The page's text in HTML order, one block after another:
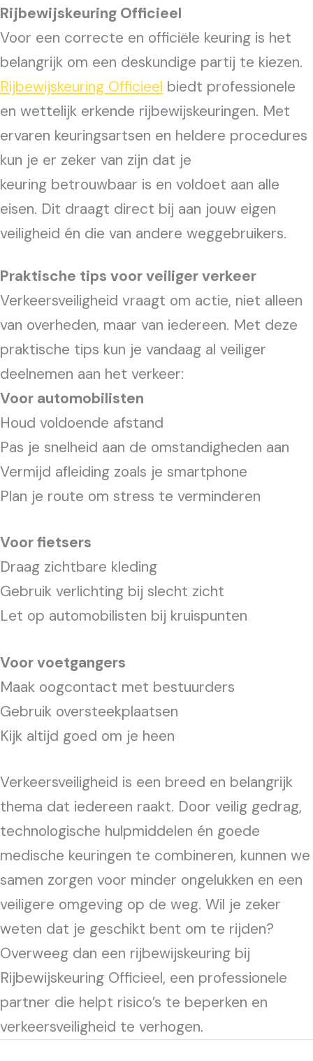
Rijbewijskeuring Officieel
Voor een correcte en officiële keuring is het
belangrijk om een deskundige partij te kiezen.
Rijbewijskeuring Officieel biedt professionele
en wettelijk erkende rijbewijskeuringen. Met
ervaren keuringsartsen en heldere procedures
kun je er zeker van zijn dat je
keuring betrouwbaar is en voldoet aan alle
eisen. Dit draagt direct bij aan jouw eigen
veiligheid én die van andere weggebruikers.
Praktische tips voor veiliger verkeer
Verkeersveiligheid vraagt om actie, niet alleen
van overheden, maar van iedereen. Met deze
praktische tips kun je vandaag al veiliger
deelnemen aan het verkeer:
Voor automobilisten
Houd voldoende afstand
Pas je snelheid aan de omstandigheden aan
Vermijd afleiding zoals je smartphone
Plan je route om stress te verminderen
Voor fietsers
Draag zichtbare kleding
Gebruik verlichting bij slecht zicht
Let op automobilisten bij kruispunten
Voor voetgangers
Maak oogcontact met bestuurders
Gebruik oversteekplaatsen
Kijk altijd goed om je heen
Verkeersveiligheid is een breed en belangrijk
thema dat iedereen raakt. Door veilig gedrag,
technologische hulpmiddelen én goede
medische keuringen te combineren, kunnen we
samen zorgen voor minder ongelukken en een
veiligere omgeving op de weg. Wil je zeker
weten dat je geschikt bent om te rijden?
Overweeg dan een rijbewijskeuring bij
Rijbewijskeuring Officieel, een professionele
partner die helpt risico’s te beperken en
verkeersveiligheid te verhogen.